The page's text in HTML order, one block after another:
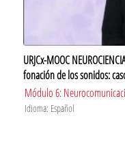
URJCx-MOOC
fonación de los sonidos:
Módulo 6:
Idioma: Español